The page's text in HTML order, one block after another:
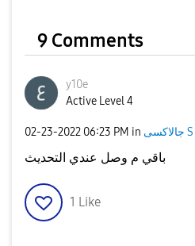
9 Comments
y10e
Active Level 4
‎02-23-2022 06:23 PM in جالاكسى S
باقي م وصل عندي التحديث
1 Like